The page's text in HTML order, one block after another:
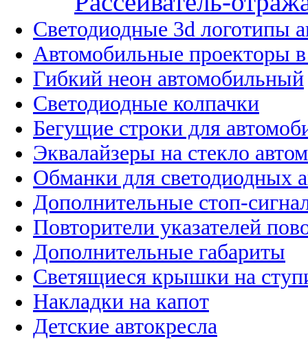
Светодиодные 3d логотипы
Автомобильные проекторы
Гибкий неон автомобильный
Светодиодные колпачки
Бегущие строки для
Эквалайзеры на стекло
Обманки для светодиодных
Дополнительные стоп-
Повторители указателей
Дополнительные габариты
Светящиеся крышки на
Накладки на капот
Детские автокресла